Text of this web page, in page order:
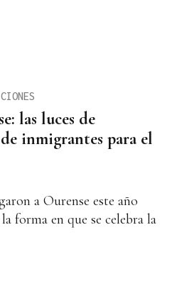
las luces de
inmigrantes para el
a Ourense este año
forma en que se celebra la